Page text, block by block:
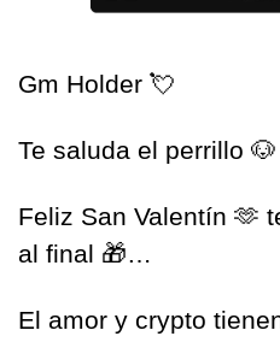
Gm Holder 💘
Te saluda el perrillo 🐶
Feliz San Valentín 🫶
al final 🎁…
El amor y crypto